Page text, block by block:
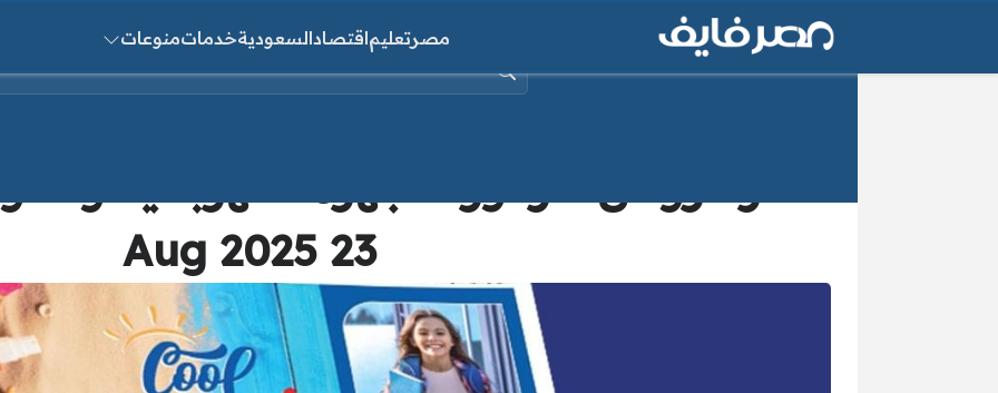
مصرتعليماقتصادالسعوديةخدماتمنوعات
23 Aug 2025